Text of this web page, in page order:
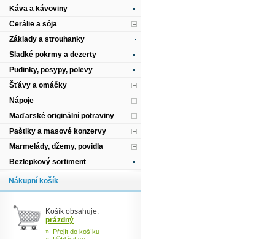
Káva a kávoviny
Cerálie a sója
Základy a strouhanky
Sladké pokrmy a dezerty
Pudinky, posypy, polevy
Šťávy a omáčky
Nápoje
Maďarské originální potraviny
Paštiky a masové konzervy
Marmelády, džemy, povidla
Bezlepkový sortiment
Nákupní košík
Košík obsahuje:
prázdný
» Přejít do košíku